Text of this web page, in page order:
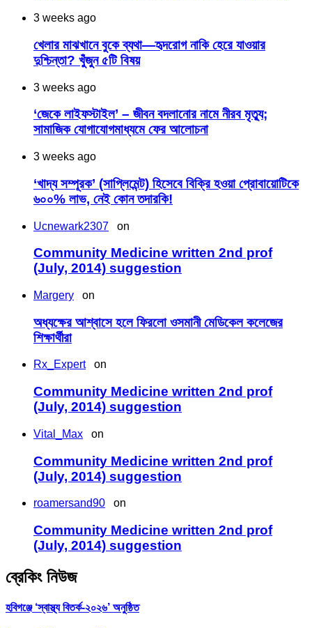
3 weeks ago
খেলার মাঝখানে বুকে ব্যথা—হৃদরোগ নাকি হেরে যাওয়ার
দুশ্চিন্তা? খুঁজুন ৫টি বিষয়
3 weeks ago
‘জেকে লাইফস্টাইল’ – জীবন বদলানোর নামে নীরব মৃত্যু;
সামাজিক যোগাযোগমাধ্যমে ফের আলোচনা
3 weeks ago
‘খাদ্য সম্পূরক’ (সাপ্লিমেন্ট) হিসেবে বিক্রি হওয়া প্রোবায়োটিকে
৬০০% লাভ, নেই কোন তদারকি!
Ucnewark2307 on
Community Medicine written 2nd prof
(July, 2014) suggestion
Margery on
অধ্যক্ষের আশ্বাসে হলে ফিরলো ওসমানী মেডিকেল কলেজের
শিক্ষার্থীরা
Rx_Experton
Community Medicine written 2nd prof
(July, 2014) suggestion
Vital_Max on
Community Medicine written 2nd prof
(July, 2014) suggestion
roamersand90 on
Community Medicine written 2nd prof
(July, 2014) suggestion
ব্রেকিং নিউজ
হবিগঞ্জে ‘স্বাস্থ্য বিতর্ক-২০২৬’ অনুষ্ঠিত